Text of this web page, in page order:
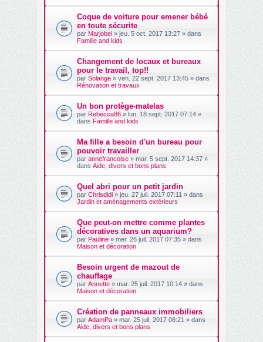
Coque de voiture pour emener bébé
en toute sécurite
par Marjobel » jeu. 5 oct. 2017 13:27 » dans
Famille and kids
Changement de locaux et bureaux
pour le travail, top!!
par Solange » ven. 22 sept. 2017 13:45 » dans
Rénovation et travaux
Un bon protège-matelas
par Rebecca86 » lun. 18 sept. 2017 07:14 »
dans Famille and kids
Ma fille a besoin d'un bureau pour
pouvoir travailler
par annefrancoise » mar. 5 sept. 2017 14:37 »
dans Aide, divers et bons plans
Quel abri pour un petit jardin
par Chrisdidi » jeu. 27 juil. 2017 07:11 » dans
Jardin et aménagements extérieurs
Que peut-on mettre comme plantes
décoratives dans un aquarium?
par Pauline » mer. 26 juil. 2017 07:35 » dans
Maison et décoration
Besoin urgent de mazout de
chauffage
par Annette » mar. 25 juil. 2017 10:14 » dans
Maison et décoration
Création de panneaux immobiliers
par AdamPa » mar. 25 juil. 2017 08:21 » dans
Aide, divers et bons plans